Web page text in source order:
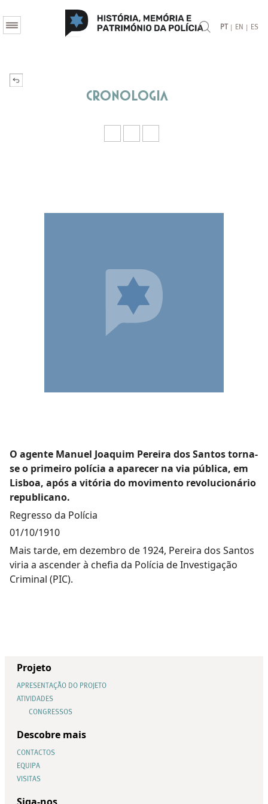
PT | EN | ES
Cronologia
O agente Manuel Joaquim Pereira dos Santos torna-
se o primeiro polícia a aparecer na via pública, em
Lisboa, após a vitória do movimento revolucionário
republicano.
Regresso da Polícia
01/10/1910
Mais tarde, em dezembro de 1924, Pereira dos Santos
viria a ascender à chefia da Polícia de Investigação
Criminal (PIC).
Projeto
APRESENTAÇÃO DO PROJETO
ATIVIDADES
CONGRESSOS
Descobre mais
CONTACTOS
EQUIPA
VISITAS